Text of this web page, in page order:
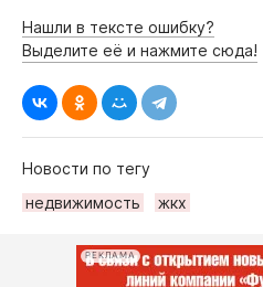
Нашли в тексте ошибку?
Выделите её и нажмите сюда!
Новости по тегу
недвижимость
жкх
РЕКЛАМА